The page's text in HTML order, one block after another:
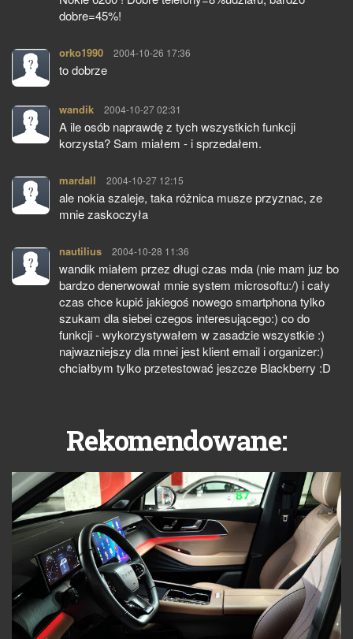
dobre=45%!
orko1990 pisze:
2004-10-26 17:36
to dobrze
wandik pisze:
2004-10-27 02:31
A ile osób naprawdę z tych wszystkich funkcji
korzysta? Sam miałem - i sprzedałem.
mardall pisze:
2004-10-27 12:15
ale nokia szaleje, taka różnica musze przyznac, ze
mnie zaskoczyła
nautilius pisze:
2004-10-28 11:36
wandik miałem przez długi czas mda (nie mam juz bo
bardzo denerwował mnie system microsoftu:/) i cały
czas chce kupić jakiegoś nowego smartphona tylko
szukam dla siebei czegos interesującego:) co do
funkcji - wykorzystywałem w zasadzie wszystkie :)
najwazniejszy dla mnei jest klient email i organizer:)
chciałbym tylko przetestować jeszcze Blackberry :D
Rekomendowane: